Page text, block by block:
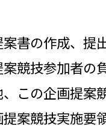
案書の作成、提
競技参加者の
、この企画提案
案競技実施要